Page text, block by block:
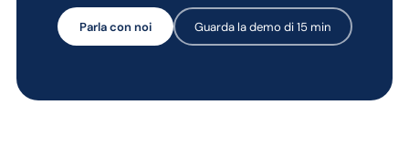
Parla con noi Guarda la demo di 15 min